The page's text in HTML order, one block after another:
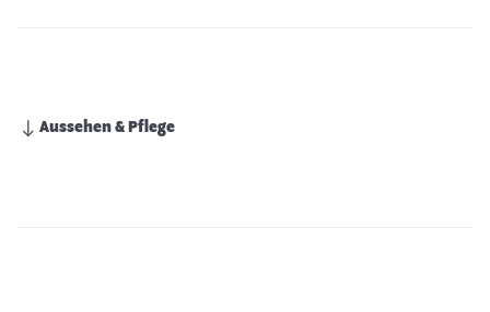
Aussehen & Pflege